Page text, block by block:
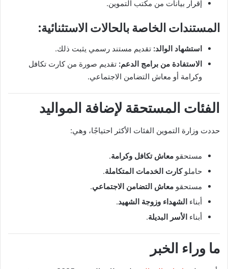
إقرار بيانات من مكتب التموين.
المستندات الخاصة بالحالات الاستثنائية:
استشهاد الوالد: تقديم مستند رسمي يثبت ذلك.
الاستفادة من برامج الدعم: تقديم صورة من كارت تكافل
وكرامة أو معاش التضامن الاجتماعي.
الفئات المستحقة لإضافة المواليد
حددت وزارة التموين الفئات الأكثر احتياجًا، وهي:
مستحقو معاش تكافل وكرامة.
حاملوكارت الخدمات المتكاملة.
مستحقو معاش التضامن الاجتماعي.
أبناء الشهداء وزوجة الشهيد.
أبناء الأسر البديلة.
ما وراء الخبر